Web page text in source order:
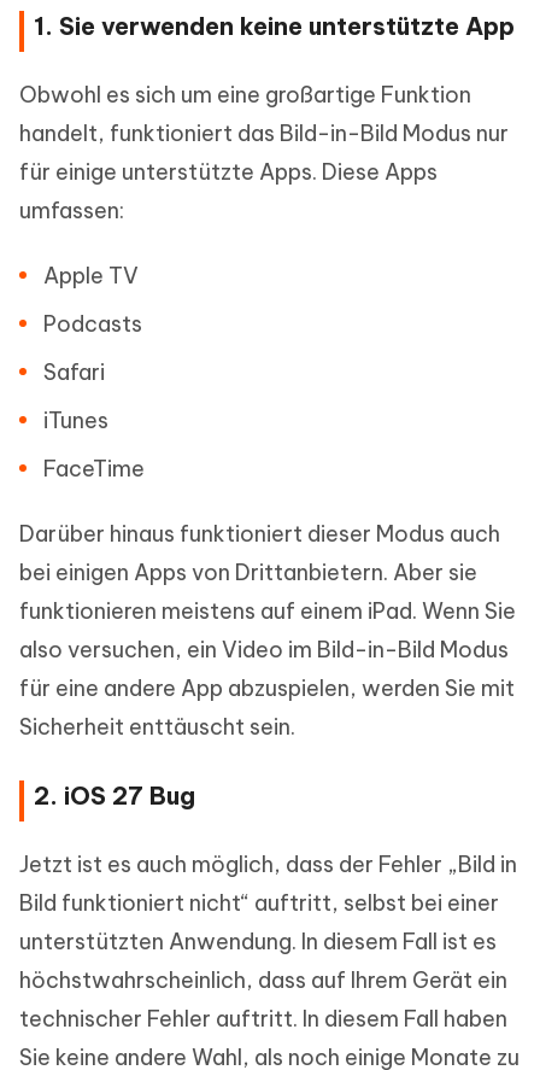
1. Sie verwenden keine unterstützte App
Obwohl es sich um eine großartige Funktion
handelt, funktioniert das Bild-in-Bild Modus nur
für einige unterstützte Apps. Diese Apps
umfassen:
Apple TV
Podcasts
Safari
iTunes
FaceTime
Darüber hinaus funktioniert dieser Modus auch
bei einigen Apps von Drittanbietern. Aber sie
funktionieren meistens auf einem iPad. Wenn Sie
also versuchen, ein Video im Bild-in-Bild Modus
für eine andere App abzuspielen, werden Sie mit
Sicherheit enttäuscht sein.
2. iOS 27 Bug
Jetzt ist es auch möglich, dass der Fehler „Bild in
Bild funktioniert nicht“ auftritt, selbst bei einer
unterstützten Anwendung. In diesem Fall ist es
höchstwahrscheinlich, dass auf Ihrem Gerät ein
technischer Fehler auftritt. In diesem Fall haben
Sie keine andere Wahl, als noch einige Monate zu